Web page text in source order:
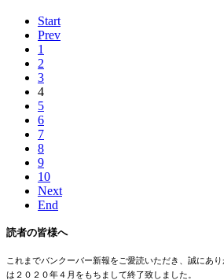
Start
Prev
1
2
3
4
5
6
7
8
9
10
Next
End
読者の皆様へ
これまでバンクーバー新報をご愛読いただき、誠にあ
は２０２０年４月をもちまして終了致しました。